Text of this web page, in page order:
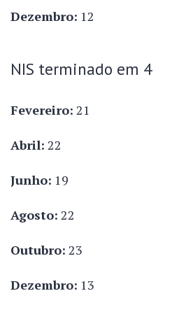
Dezembro: 12
NIS terminado em 4
Fevereiro: 21
Abril: 22
Junho: 19
Agosto: 22
Outubro: 23
Dezembro: 13